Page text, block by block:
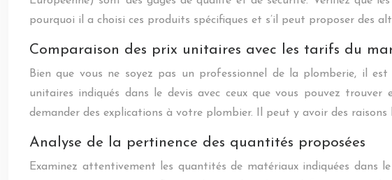
pourquoi il a choisi ces produits spécifiques et s’il peut proposer des
Comparaison des prix unitaires avec les tarifs du
Bien que vous ne soyez pas un professionnel de la plomberie, il
unitaires indiqués dans le devis avec ceux que vous pouvez
demander des explications à votre plombier. Il peut y avoir des
Analyse de la pertinence des quantités proposées
Examinez attentivement les quantités de matériaux indiquées dans